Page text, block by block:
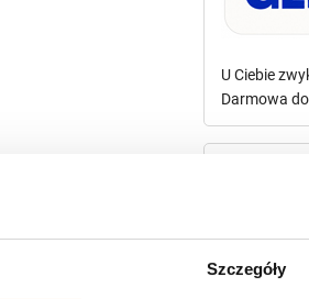
Szczegóły
U Ciebie
Darmowa